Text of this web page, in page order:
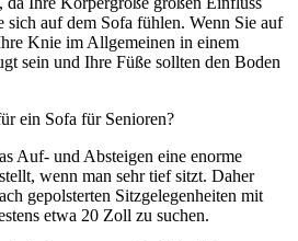
sich auf dem Sofa fühlen. Wenn Sie auf
Knie im Allgemeinen in einem
sein und Ihre Füße sollten den Boden
ein Sofa für Senioren?
Auf- und Absteigen eine enorme
wenn man sehr tief sitzt. Daher
gepolsterten Sitzgelegenheiten mit
etwa 20 Zoll zu suchen.